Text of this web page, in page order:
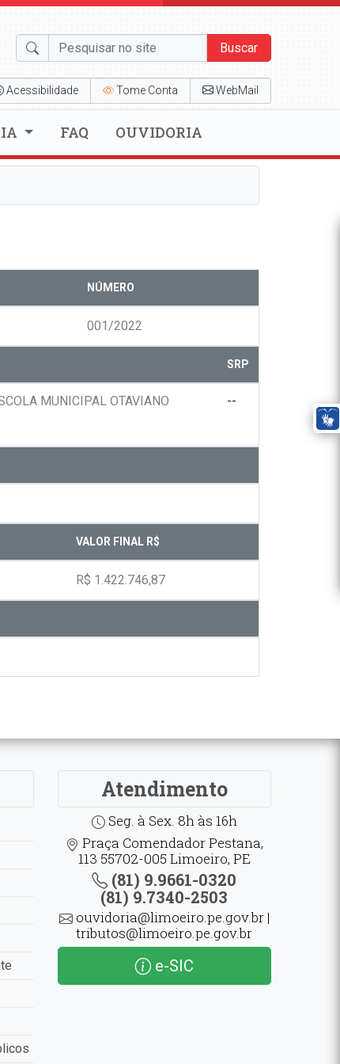
Buscar
Acessibilidade Tome Conta WebMail
FAQ OUVIDORIA
NÚMERO
001/2022
SRP
MUNICIPAL OTAVIANO
--
VALOR FINAL R$
R$ 1.422.746,87
Atendimento
Seg. à Sex. 8h às 16h
Praça Comendador Pestana,
113 55702-005 Limoeiro, PE
(81) 9.9661-0320
(81) 9.7340-2503
ouvidoria@limoeiro.pe.gov.br |
tributos@limoeiro.pe.gov.br
e-SIC